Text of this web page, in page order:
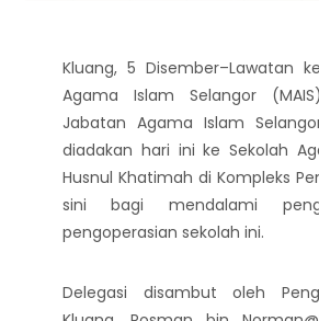
Kluang, 5 Disember–Lawatan
Agama Islam Selangor
Jabatan Agama Islam
diadakan hari ini ke Sekolah
Husnul Khatimah di Kompleks
sini bagi mendalami
pengoperasian sekolah ini.
Delegasi disambut oleh